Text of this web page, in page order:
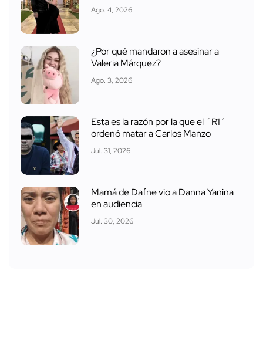
Ago. 4, 2026
¿Por qué mandaron a asesinar a
Valeria Márquez?
Ago. 3, 2026
Esta es la razón por la que el ´R1´
ordenó matar a Carlos Manzo
Jul. 31, 2026
Mamá de Dafne vio a Danna Yanina
en audiencia
Jul. 30, 2026